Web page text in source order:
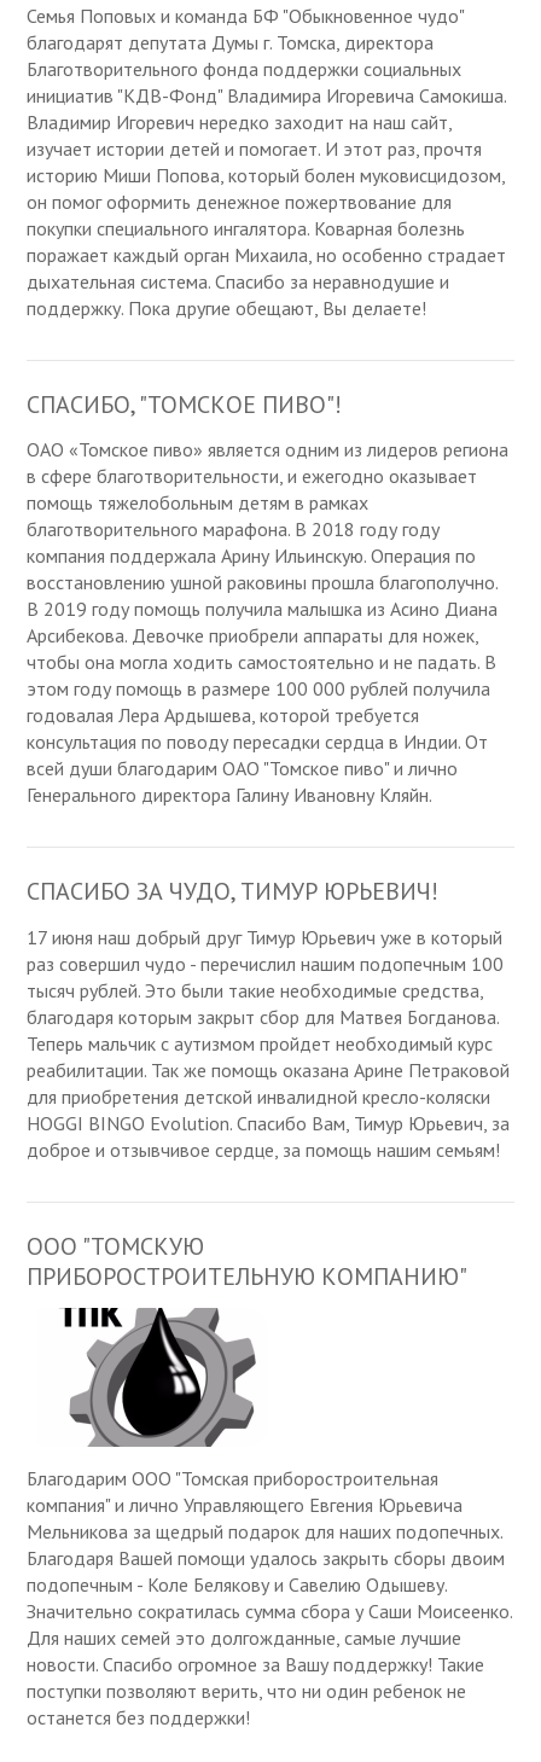
Семья Поповых и команда БФ "Обыкновенное чудо"
благодарят депутата Думы г. Томска, директора
Благотворительного фонда поддержки социальных
инициатив "КДВ-Фонд" Владимира Игоревича Самокиша.
Владимир Игоревич нередко заходит на наш сайт,
изучает истории детей и помогает. И этот раз, прочтя
историю Миши Попова, который болен муковисцидозом,
он помог оформить денежное пожертвование для
покупки специального ингалятора. Коварная болезнь
поражает каждый орган Михаила, но особенно страдает
дыхательная система. Спасибо за неравнодушие и
поддержку. Пока другие обещают, Вы делаете!
СПАСИБО, "ТОМСКОЕ ПИВО"!
ОАО «Томское пиво» является одним из лидеров региона
в сфере благотворительности, и ежегодно оказывает
помощь тяжелобольным детям в рамках
благотворительного марафона. В 2018 году году
компания поддержала Арину Ильинскую. Операция по
восстановлению ушной раковины прошла благополучно.
В 2019 году помощь получила малышка из Асино Диана
Арсибекова. Девочке приобрели аппараты для ножек,
чтобы она могла ходить самостоятельно и не падать. В
этом году помощь в размере 100 000 рублей получила
годовалая Лера Ардышева, которой требуется
консультация по поводу пересадки сердца в Индии. От
всей души благодарим ОАО "Томское пиво" и лично
Генерального директора Галину Ивановну Кляйн.
СПАСИБО ЗА ЧУДО, ТИМУР ЮРЬЕВИЧ!
17 июня наш добрый друг Тимур Юрьевич уже в который
раз совершил чудо - перечислил нашим подопечным 100
тысяч рублей. Это были такие необходимые средства,
благодаря которым закрыт сбор для Матвея Богданова.
Теперь мальчик с аутизмом пройдет необходимый курс
реабилитации. Так же помощь оказана Арине Петраковой
для приобретения детской инвалидной кресло-коляски
HOGGI BINGO Evolution. Спасибо Вам, Тимур Юрьевич, за
доброе и отзывчивое сердце, за помощь нашим семьям!
ООО "ТОМСКУЮ
ПРИБОРОСТРОИТЕЛЬНУЮ КОМПАНИЮ"
Благодарим ООО "Томская приборостроительная
компания" и лично Управляющего Евгения Юрьевича
Мельникова за щедрый подарок для наших подопечных.
Благодаря Вашей помощи удалось закрыть сборы двоим
подопечным - Коле Белякову и Савелию Одышеву.
Значительно сократилась сумма сбора у Саши Моисеенко.
Для наших семей это долгожданные, самые лучшие
новости. Спасибо огромное за Вашу поддержку! Такие
поступки позволяют верить, что ни один ребенок не
останется без поддержки!